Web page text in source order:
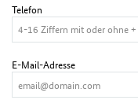
Telefon
E-Mail-Adresse